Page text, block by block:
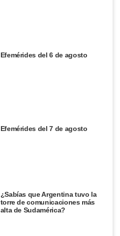
Efemérides del 6 de agosto
Efemérides del 7 de agosto
¿Sabías que Argentina tuvo la
torre de comunicaciones más
alta de Sudamérica?